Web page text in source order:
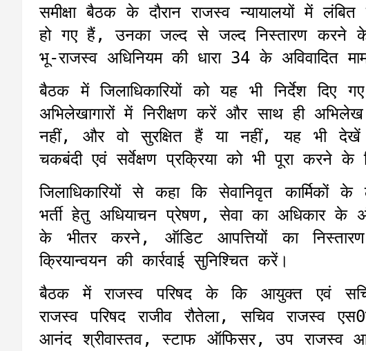
समीक्षा बैठक के दौरान राजस्व न्यायालयों में
हो गए हैं, उनका जल्द से जल्द निस्तारण करने के
भू-राजस्व अधिनियम की धारा 34 के अविवादित
बैठक में जिलाधिकारियों को यह भी निर्देश दिए
अभिलेखागारों में निरीक्षण करें और साथ ही
नहीं, और वो सुरक्षित हैं या नहीं, यह भी
चकबंदी एवं सर्वेक्षण प्रक्रिया को भी पूरा करने के
जिलाधिकारियों से कहा कि सेवानिवृत कार्मिकों
भर्ती हेतु अधियाचन प्रेषण, सेवा का अधिकार के
के भीतर करने, ऑडिट आपत्तियों का
क्रियान्वयन की कार्रवाई सुनिश्चित करें।
बैठक में राजस्व परिषद के कि आयुक्त एवं
राजस्व परिषद राजीव रौतेला, सचिव राजस्व
आनंद श्रीवास्तव, स्टाफ ऑफिसर, उप राजस्व